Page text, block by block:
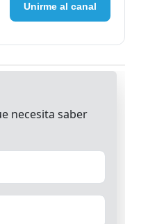
Unirme al canal